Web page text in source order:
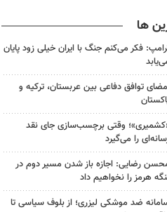
ها
فکر می‌کنم جنگ با ایران خیلی زود پایان
توافق دفاعی بین عربستان، ترکیه و
وقتی برچسب‌سازی جای نقد
را می‌گیرد
رضایی: اجازه باز شدن مسیر دوم در
هرمز را نخواهیم داد
ضد موشکی لیزری؛ از بلوف سیاسی تا